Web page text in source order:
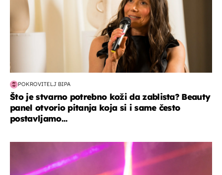
POKROVITELJ BIPA
Što je stvarno potrebno koži da zablista? Beauty
panel otvorio pitanja koja si i same često
postavljamo...